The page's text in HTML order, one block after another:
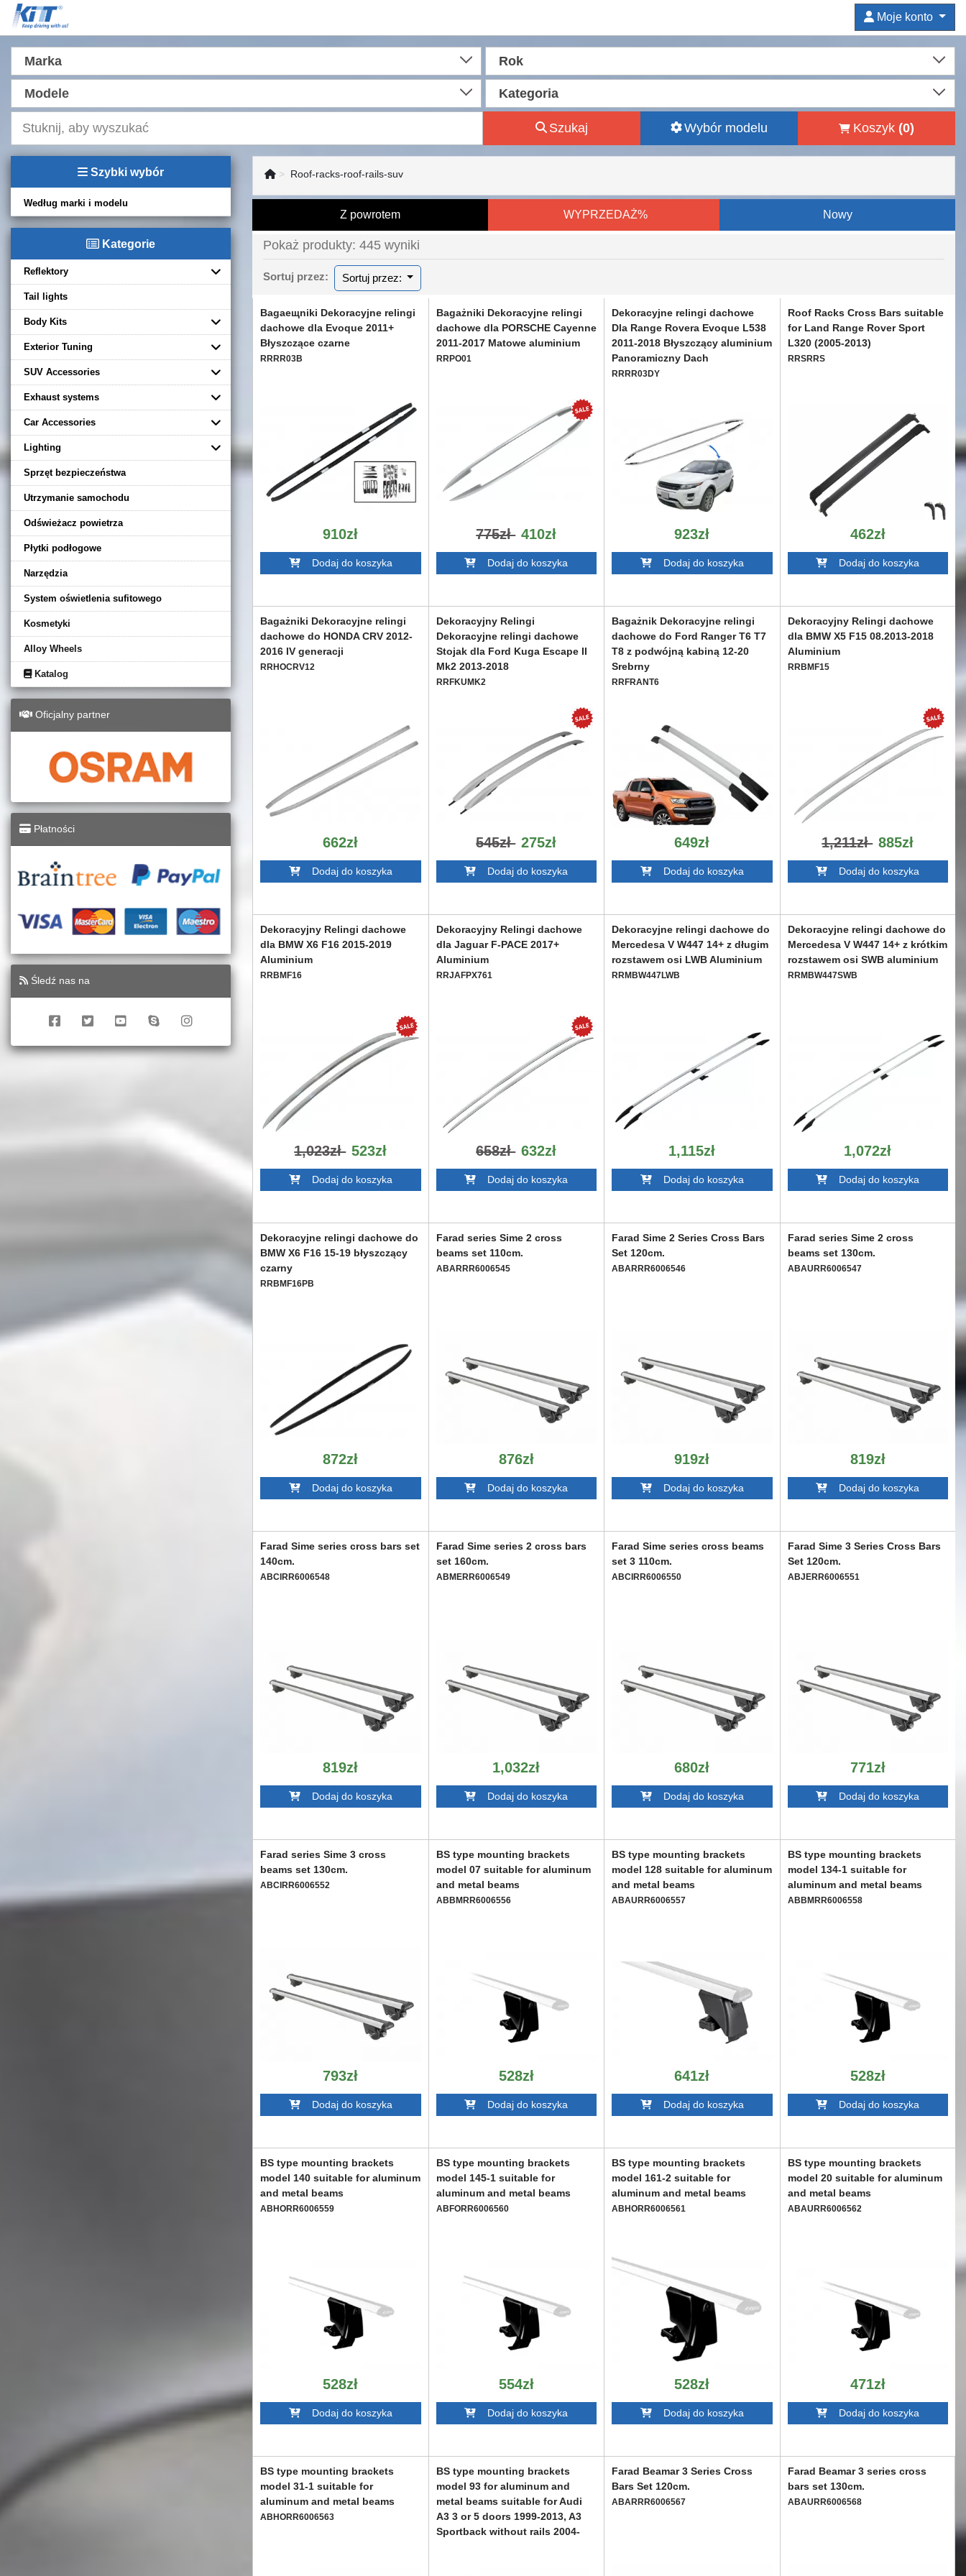
Moje konto
Marka Rok
Modele Kategoria
Szukaj Wybór modelu Koszyk (0)
Szybki wybór
Według marki i modelu
Kategorie
Reflektory
Tail lights
Body Kits
Exterior Tuning
SUV Accessories
Exhaust systems
Car Accessories
Lighting
Sprzęt bezpieczeństwa
Utrzymanie samochodu
Odświeżacz powietrza
Płytki podłogowe
Narzędzia
System oświetlenia sufitowego
Kosmetyki
Alloy Wheels
Katalog
Oficjalny partner
Płatności
Śledź nas na
Roof-racks-roof-rails-suv
Z powrotem WYPRZEDAŻ% Nowy
Pokaż produkty: 445 wyniki
Sortuj przez: Sortuj przez:
Bagaещniki Dekoracyjne relingi
dachowe dla Evoque 2011+
Błyszczące czarne
RRRR03B
910zł
Dodaj do koszyka
Bagażniki Dekoracyjne relingi
dachowe dla PORSCHE Cayenne
2011-2017 Matowe aluminium
RRPO01
775zł 410zł
Dodaj do koszyka
Dekoracyjne relingi dachowe
Dla Range Rovera Evoque L538
2011-2018 Błyszczący aluminium
Panoramiczny Dach
RRRR03DY
923zł
Dodaj do koszyka
Roof Racks Cross Bars suitable
for Land Range Rover Sport
L320 (2005-2013)
RRSRRS
462zł
Dodaj do koszyka
Bagażniki Dekoracyjne relingi
dachowe do HONDA CRV 2012-
2016 IV generacji
RRHOCRV12
662zł
Dodaj do koszyka
Dekoracyjny Relingi
Dekoracyjne relingi dachowe
Stojak dla Ford Kuga Escape II
Mk2 2013-2018
RRFKUMK2
545zł 275zł
Dodaj do koszyka
Bagażnik Dekoracyjne relingi
dachowe do Ford Ranger T6 T7
T8 z podwójną kabiną 12-20
Srebrny
RRFRANT6
649zł
Dodaj do koszyka
Dekoracyjny Relingi dachowe
dla BMW X5 F15 08.2013-2018
Aluminium
RRBMF15
1,211zł 885zł
Dodaj do koszyka
Dekoracyjny Relingi dachowe
dla BMW X6 F16 2015-2019
Aluminium
RRBMF16
1,023zł 523zł
Dodaj do koszyka
Dekoracyjny Relingi dachowe
dla Jaguar F-PACE 2017+
Aluminium
RRJAFPX761
658zł 632zł
Dodaj do koszyka
Dekoracyjne relingi dachowe do
Mercedesa V W447 14+ z długim
rozstawem osi LWB Aluminium
RRMBW447LWB
1,115zł
Dodaj do koszyka
Dekoracyjne relingi dachowe do
Mercedesa V W447 14+ z krótkim
rozstawem osi SWB aluminium
RRMBW447SWB
1,072zł
Dodaj do koszyka
Dekoracyjne relingi dachowe do
BMW X6 F16 15-19 błyszczący
czarny
RRBMF16PB
872zł
Dodaj do koszyka
Farad series Sime 2 cross
beams set 110cm.
ABARRR6006545
876zł
Dodaj do koszyka
Farad Sime 2 Series Cross Bars
Set 120cm.
ABARRR6006546
919zł
Dodaj do koszyka
Farad series Sime 2 cross
beams set 130cm.
ABAURR6006547
819zł
Dodaj do koszyka
Farad Sime series cross bars set
140cm.
ABCIRR6006548
819zł
Dodaj do koszyka
Farad Sime series 2 cross bars
set 160cm.
ABMERR6006549
1,032zł
Dodaj do koszyka
Farad Sime series cross beams
set 3 110cm.
ABCIRR6006550
680zł
Dodaj do koszyka
Farad Sime 3 Series Cross Bars
Set 120cm.
ABJERR6006551
771zł
Dodaj do koszyka
Farad series Sime 3 cross
beams set 130cm.
ABCIRR6006552
793zł
Dodaj do koszyka
BS type mounting brackets
model 07 suitable for aluminum
and metal beams
ABBMRR6006556
528zł
Dodaj do koszyka
BS type mounting brackets
model 128 suitable for aluminum
and metal beams
ABAURR6006557
641zł
Dodaj do koszyka
BS type mounting brackets
model 134-1 suitable for
aluminum and metal beams
ABBMRR6006558
528zł
Dodaj do koszyka
BS type mounting brackets
model 140 suitable for aluminum
and metal beams
ABHORR6006559
528zł
Dodaj do koszyka
BS type mounting brackets
model 145-1 suitable for
aluminum and metal beams
ABFORR6006560
554zł
Dodaj do koszyka
BS type mounting brackets
model 161-2 suitable for
aluminum and metal beams
ABHORR6006561
528zł
Dodaj do koszyka
BS type mounting brackets
model 20 suitable for aluminum
and metal beams
ABAURR6006562
471zł
Dodaj do koszyka
BS type mounting brackets
model 31-1 suitable for
aluminum and metal beams
ABHORR6006563
BS type mounting brackets
model 93 for aluminum and
metal beams suitable for Audi
A3 3 or 5 doors 1999-2013, A3
Sportback without rails 2004-
Farad Beamar 3 Series Cross
Bars Set 120cm.
ABARRR6006567
Farad Beamar 3 series cross
bars set 130cm.
ABAURR6006568